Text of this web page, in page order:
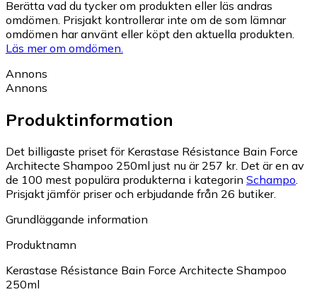
Berätta vad du tycker om produkten eller läs andras
omdömen. Prisjakt kontrollerar inte om de som lämnar
omdömen har använt eller köpt den aktuella produkten.
Läs mer om omdömen.
Annons
Annons
Produktinformation
Det billigaste priset för Kerastase Résistance Bain Force
Architecte Shampoo 250ml just nu är 257 kr. Det är en av
de 100 mest populära produkterna i kategorin Schampo
Prisjakt jämför priser och erbjudande från 26 butiker.
Grundläggande information
Produktnamn
Kerastase Résistance Bain Force Architecte Shampoo
250ml